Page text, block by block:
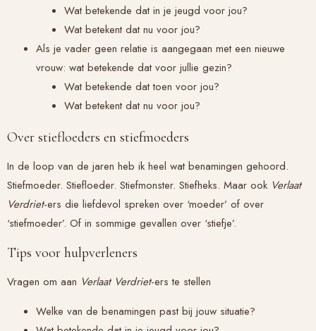
Wat betekende dat in je jeugd voor jou?
Wat betekent dat nu voor jou?
Als je vader geen relatie is aangegaan met een nieuwe
vrouw: wat betekende dat voor jullie gezin?
Wat betekende dat toen voor jou?
Wat betekent dat nu voor jou?
Over stiefloeders en stiefmoeders
In de loop van de jaren heb ik heel wat benamingen gehoord.
Stiefmoeder. Stiefloeder. Stiefmonster. Stiefheks. Maar ook Verlaat
Verdriet-ers die liefdevol spreken over ‘moeder’ of over
‘stiefmoeder’. Of in sommige gevallen over ‘stiefje’.
Tips voor hulpverleners
Vragen om aan Verlaat Verdriet-ers te stellen
Welke van de benamingen past bij jouw situatie?